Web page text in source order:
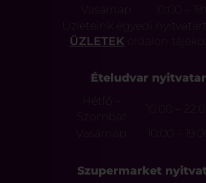
Vasárnap
Üzleteink egyedi
ÜZLETEK oldalon
Ételudvar
Hétfő –
Szombat
Vasárnap
Szupermarket